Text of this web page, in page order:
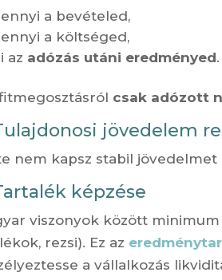
a bevételed,
a költséged,
az adózás utáni eredményed.
csak adózott
jövedelem
nem kapsz stabil
képzése
viszonyok között
rezsi). Ez az
a vállalkozás